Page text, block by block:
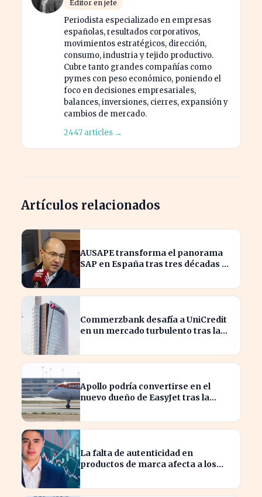
Editor en jefe
Periodista especializado en empresas
españolas, resultados corporativos,
movimientos estratégicos, dirección,
consumo, industria y tejido productivo.
Cubre tanto grandes compañías como
pymes con peso económico, poniendo el
foco en decisiones empresariales,
balances, inversiones, cierres, expansión y
cambios de mercado.
2447 articles →
Artículos relacionados
AUSAPE transforma el panorama
SAP en España tras tres décadas de
Commerzbank desafía a UniCredit
en un mercado turbulento tras la
Apollo podría convertirse en el
nuevo dueño de EasyJet tras la
La falta de autenticidad en
productos de marca afecta a los